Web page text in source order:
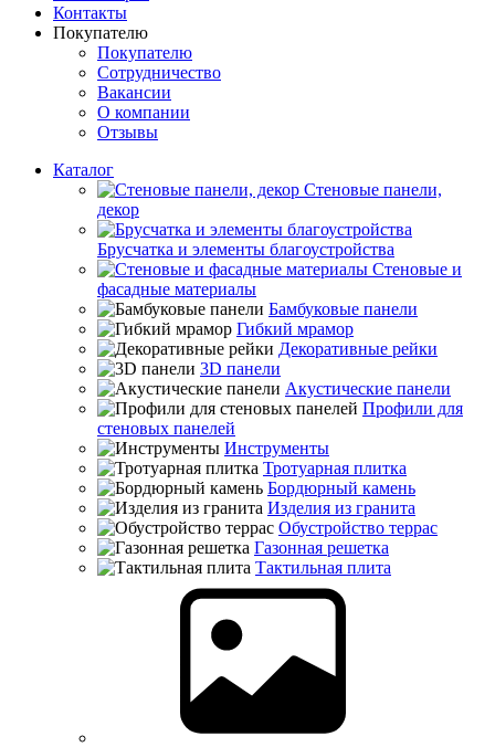
Контакты
Покупателю
Покупателю
Сотрудничество
Вакансии
О компании
Отзывы
Каталог
Стеновые панели,
декор
Брусчатка и элементы благоустройства
Стеновые и
фасадные материалы
Бамбуковые панели
Гибкий мрамор
Декоративные рейки
3D панели
Акустические панели
Профили для
стеновых панелей
Инструменты
Тротуарная плитка
Бордюрный камень
Изделия из гранита
Обустройство террас
Газонная решетка
Тактильная плита